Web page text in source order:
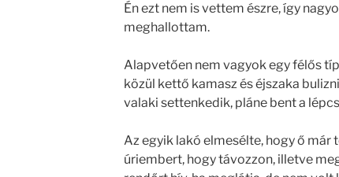
Én ezt nem is vettem észre, így
meghallottam.
Alapvetően nem vagyok egy félős
közül kettő kamasz és éjszaka
valaki settenkedik, pláne bent a
Az egyik lakó elmesélte, hogy ő
úriembert, hogy távozzon, illetve